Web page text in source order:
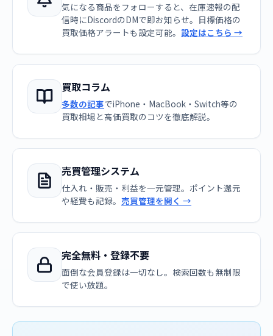
気になる商品をフォローすると、在庫速報の配
信時にDiscordのDMで即お知らせ。目標価格の
買取価格アラートも設定可能。 設定はこちら →
買取コラム
多数の記事でiPhone・MacBook・Switch等の
買取相場と高価買取のコツを徹底解説。
売買管理システム
仕入れ・販売・利益を一元管理。ポイント還元
や経費も記録。 売買管理を開く →
完全無料・登録不要
面倒な会員登録は一切なし。検索回数も無制限
で使い放題。